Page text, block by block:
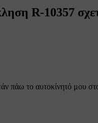
R-10357
πάω το αυτοκίνητό μου